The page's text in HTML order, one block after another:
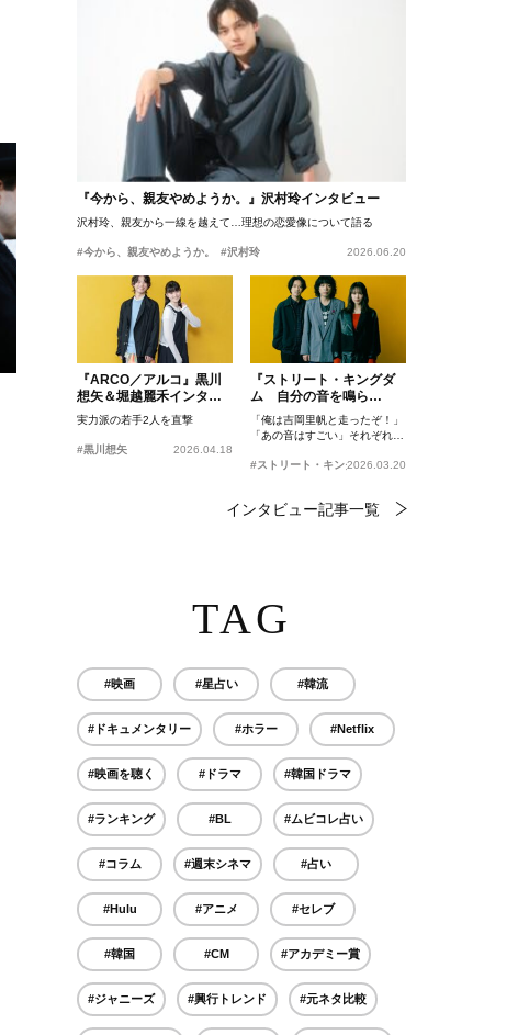
『今から、親友やめようか。』沢村玲インタビュー
沢村玲、親友から一線を越えて…理想の恋愛像について語る
#今から、親友やめようか。 #沢村玲 2026.06.20
『ARCO／アルコ』黒川
想矢＆堀越麗禾インタビ
ュー
実力派の若手2人を直撃
#黒川想矢 2026.04.18
『ストリート・キングダ
ム 自分の音を鳴ら
せ。』峯田和伸、若葉竜
也、吉岡里帆インタビュ
ー
「俺は吉岡里帆と走ったぞ！」
「あの音はすごい」それぞれの
#ストリート・キングダム 自分の音を鳴らせ。
2026.03.20
インタビュー記事一覧
TAG
#映画 #星占い #韓流
#ドキュメンタリー #ホラー #Netflix
#映画を聴く #ドラマ #韓国ドラマ
#ランキング #BL #ムビコレ占い
#コラム #週末シネマ #占い
#Hulu #アニメ #セレブ
#韓国 #CM #アカデミー賞
#ジャニーズ #興行トレンド #元ネタ比較